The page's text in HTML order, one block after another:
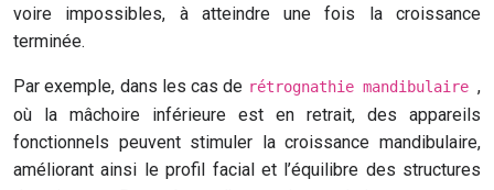
voire impossibles, à atteindre une fois la croissance
terminée.
Par exemple, dans les cas de rétrognathie mandibulaire ,
où la mâchoire inférieure est en retrait, des appareils
fonctionnels peuvent stimuler la croissance mandibulaire,
améliorant ainsi le profil facial et l’équilibre des structures